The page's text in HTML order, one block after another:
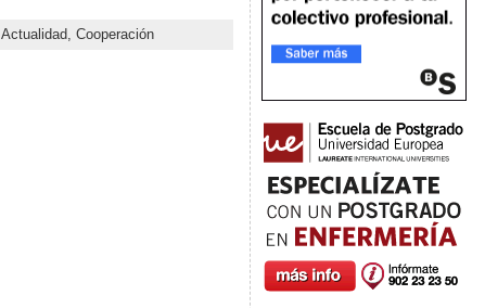
Actualidad, Cooperación